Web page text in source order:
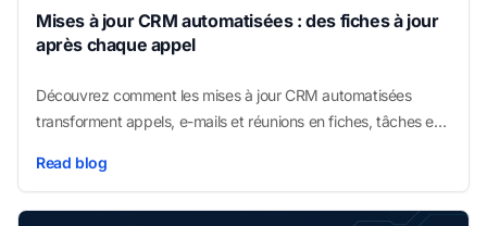
Mises à jour CRM automatisées : des fiches à jour
après chaque appel
Découvrez comment les mises à jour CRM automatisées
transforment appels, e-mails et réunions en fiches, tâches et
Read blog